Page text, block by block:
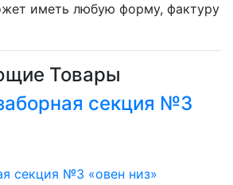
иметь любую форму, фактуру
Товары
секция №3 «овен низ»